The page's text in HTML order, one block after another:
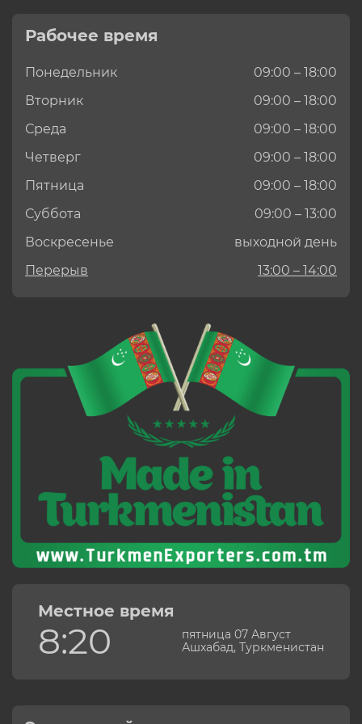
Рабочее время
Понедельник
09:00 – 18:00
Вторник
09:00 – 18:00
Среда
09:00 – 18:00
Четверг
09:00 – 18:00
Пятница
09:00 – 18:00
Суббота
09:00 – 13:00
Воскресенье
выходной день
Перерыв
13:00 – 14:00
Местное время
8:20
пятница 07 Август
Ашхабад, Туркменистан